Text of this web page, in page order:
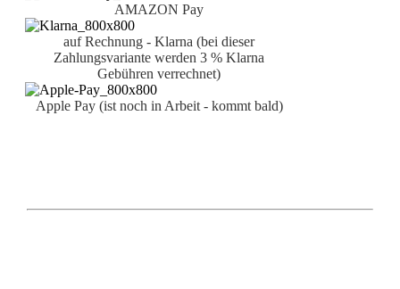
AMAZON Pay
auf Rechnung - Klarna (bei dieser
Zahlungsvariante werden 3 % Klarna
Gebühren verrechnet)
Apple Pay (ist noch in Arbeit - kommt bald)